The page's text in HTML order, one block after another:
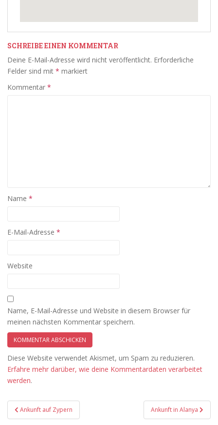
SCHREIBE EINEN KOMMENTAR
Deine E-Mail-Adresse wird nicht veröffentlicht. Erforderliche
Felder sind mit * markiert
Kommentar *
Name *
E-Mail-Adresse *
Website
Name, E-Mail-Adresse und Website in diesem Browser für
meinen nächsten Kommentar speichern.
Diese Website verwendet Akismet, um Spam zu reduzieren.
Erfahre mehr darüber, wie deine Kommentardaten verarbeitet
werden.
Beitragsnavigation
Ankunft auf Zypern Ankunft in Alanya